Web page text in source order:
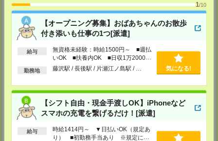
1/10
【オープニング募集】おばあちゃんのお散歩
付き添いも仕事の1つ[派遣]
給与
無資格未経験：時給1500円～ ■週払
いOK ■扶養内OK ■日収1万2000円
以上
勤務地 藤沢駅 / 長後駅 / 片瀬江ノ島駅 / … 気になる!
【シフト自由・現金手渡しOK】iPhoneなど
スマホの充電を繋げるだけ！[派遣]
給与
時給1414円～ ▼日払いOK（規定あ
り） ■初勤務手当あり ※規定によ
TEL：0120-659-458
MAIL：CS_SHINJUKU@manpowergroup.jp
担当：採用担当
CS立川支店
東京都立川市曙町2-34-7 ファーレイーストビル 8F
TEL：0120-659-460
MAIL：CS_TACHIKAWA@manpowergroup.jp
担当：採用担当
CS横浜支店
〒220-8136
神奈川県横浜市西区みなとみらい 2-2-1 横浜ランドマークタワー36F
TEL：0120-659-459
MAIL：
CS_YOKOHAMA@manpowergroup.jp
担当：採用担当